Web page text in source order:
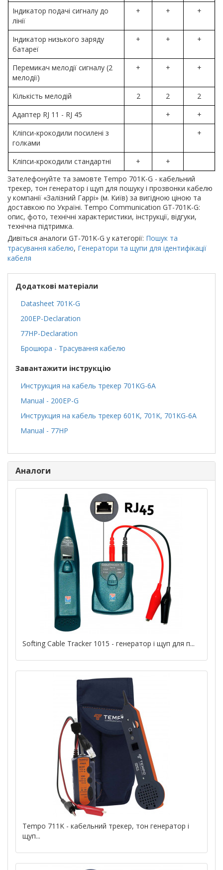
Індикатор подачі сигналу до
лінії
+ + +
Індикатор низького заряду
батареї
+ + +
Перемикач мелодії сигналу (2
мелодії)
+ + +
Кількість мелодій 2 2
2
Адаптер RJ 11 - RJ 45
+
+
Кліпси-крокодили посилені з
голками
+
Кліпси-крокодили стандартні +
+
Зателефонуйте та замовте Tempo 701K-G - кабельний
трекер, тон генератор і щуп для пошуку і прозвонки кабелю
у компанії «Залізний Гаррі» (м. Київ) за вигідною ціною та
доставкою по Україні. Tempo Communication GT-701K-G:
опис, фото, технічні характеристики, інструкції, відгуки,
технічна підтримка.
Дивіться аналоги GT-701K-G у категорії: Пошук та
трасування кабелю, Генератори та щупи для ідентифікації
кабеля
Додаткові матеріали
Datasheet 701K-G
200EP-Declaration
77HP-Declaration
Брошюра - Трасування кабелю
Завантажити інструкцію
Инструкция на кабель трекер 701KG-6A
Manual - 200EP-G
Инструкция на кабель трекер 601K, 701K, 701KG-6A
Manual - 77HP
Аналоги
Softing Cable Tracker 1015 - генератор і щуп для п...
Tempo 711K - кабельний трекер, тон генератор і
щуп...